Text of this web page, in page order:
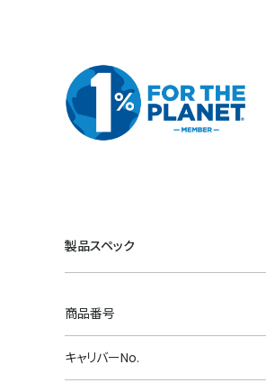
製品スペック
商品番号
キャリバーNo.